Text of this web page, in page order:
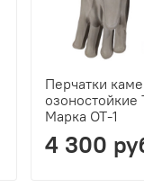
Перчатки
озоностойкие
Марка ОТ-1
4 300